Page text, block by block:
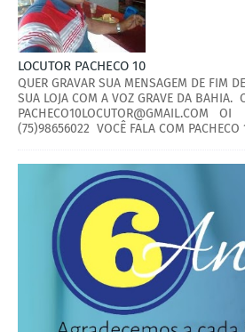
LOCUTOR PACHECO 10
QUER GRAVAR SUA MENSAGEM DE FIM
SUA LOJA COM A VOZ GRAVE DA BAHIA.
PACHECO10LOCUTOR@GMAIL.COM
(75)98656022 VOCÊ FALA COM PACHECO